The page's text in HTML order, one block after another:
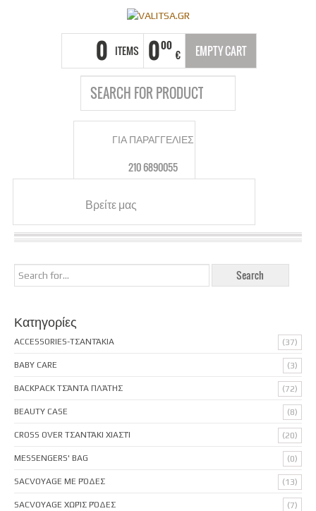
0 ITEMS 000
€ EMPTY CART
ΓΙΑ ΠΑΡΑΓΓΕΛΙΕΣ
210 6890055
Βρείτε μας
Κατηγορίες
ACCESSORIES-ΤΣΑΝΤΆΚΙΑ (37)
BABY CARE (3)
BACKPACK ΤΣΆΝΤΑ ΠΛΆΤΗΣ (72)
BEAUTY CASE (8)
CROSS OVER ΤΣΑΝΤΆΚΙ ΧΙΑΣΤΊ (20)
MESSENGERS' BAG (0)
SACVOYAGE ΜΕ ΡΌΔΕΣ (13)
SACVOYAGE ΧΩΡΊΣ ΡΌΔΕΣ (7)